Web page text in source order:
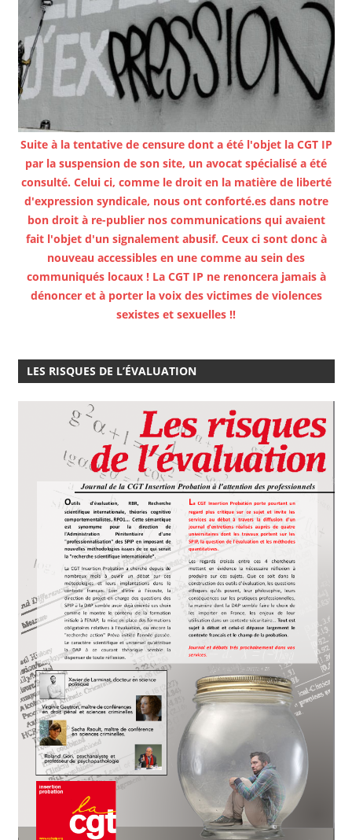
Suite à la tentative de censure dont a été l'objet la CGT IP
par la suspension de son site, un avocat spécialisé a été
consulté. Celui ci, comme le droit en la matière de liberté
d'expression syndicale, nous ont conforté.es dans notre
bon droit à re-publier nos communications qui avaient
fait l'objet d'un signalement abusif. Ceux ci sont donc à
nouveau accessibles en une comme au sein des
communiqués locaux ! La CGT IP ne renoncera jamais à
dénoncer et à porter la voix des victimes de violences
sexistes et sexuelles !!
LES RISQUES DE L’ÉVALUATION